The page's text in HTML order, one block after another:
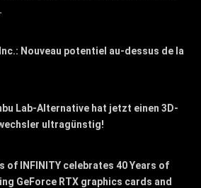
Nouveau potentiel au-dessus de la
Lab-Alternative hat jetzt einen 3D-
ultragünstig!
of INFINITY celebrates 40 Years of
GeForce RTX graphics cards and